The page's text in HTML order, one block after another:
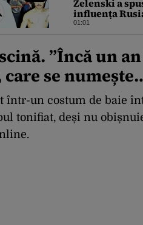
Zelenski a
influența
ceară pace. Ce
01:01
”Încă un
se
într-un costum de baie
tonifiat, deși nu